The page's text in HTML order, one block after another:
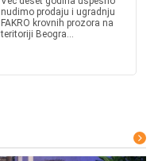
nudimo prodaju i ugradnju
FAKRO krovnih prozora na
teritoriji Beogra...